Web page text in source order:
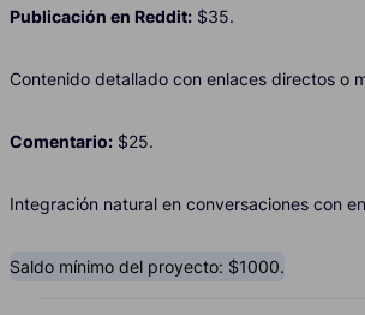
Publicación en Reddit: $35.
Contenido detallado con enlaces directos o
Comentario: $25.
Integración natural en conversaciones con
Saldo mínimo del proyecto: $1000.